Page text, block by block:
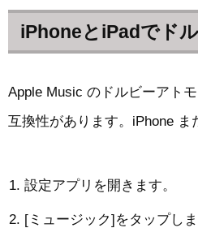
iPhoneとiPadでド
Apple Music のドルビーアト
互換性があります。iPhone ま
設定アプリを開きます。
[ミュージック]をタップしま